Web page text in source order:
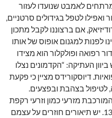
לאמבט שנועדו לעזור
ואפילו לטפל בגידולים סרטניים,
אם ברצוננו לקבל מתכון
לפנות למגנום אופוס של אותו
רפואה ופולקלור הוא מצידו
העתיקה: “הקדמונים נצלו
דיוסקורידס מציין כי פקעת
בצהבת ובפצעים.
מזרעי כמון וזרעי רקפת
כתרופה להרחקת כישוף.” עמ’ 1361. יש תיאורים חוזרים על עצמם